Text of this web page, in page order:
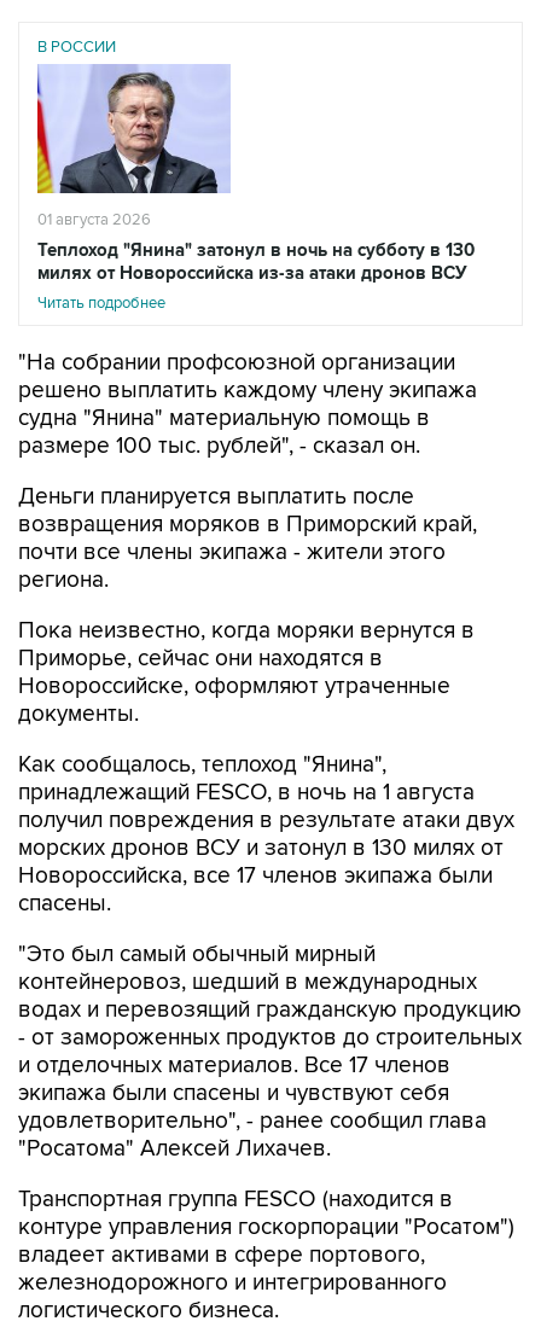
В РОССИИ
01 августа 2026
Теплоход "Янина" затонул в ночь на субботу в 130
милях от Новороссийска из-за атаки дронов ВСУ
Читать подробнее
"На собрании профсоюзной организации
решено выплатить каждому члену экипажа
судна "Янина" материальную помощь в
размере 100 тыс. рублей", - сказал он.
Деньги планируется выплатить после
возвращения моряков в Приморский край,
почти все члены экипажа - жители этого
региона.
Пока неизвестно, когда моряки вернутся в
Приморье, сейчас они находятся в
Новороссийске, оформляют утраченные
документы.
Как сообщалось, теплоход "Янина",
принадлежащий FESCO, в ночь на 1 августа
получил повреждения в результате атаки двух
морских дронов ВСУ и затонул в 130 милях от
Новороссийска, все 17 членов экипажа были
спасены.
"Это был самый обычный мирный
контейнеровоз, шедший в международных
водах и перевозящий гражданскую продукцию
- от замороженных продуктов до строительных
и отделочных материалов. Все 17 членов
экипажа были спасены и чувствуют себя
удовлетворительно", - ранее сообщил глава
"Росатома" Алексей Лихачев.
Транспортная группа FESCO (находится в
контуре управления госкорпорации "Росатом")
владеет активами в сфере портового,
железнодорожного и интегрированного
логистического бизнеса.